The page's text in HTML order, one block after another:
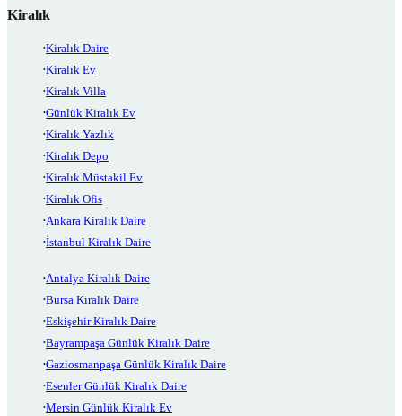
Kiralık
Kiralık Daire
Kiralık Ev
Kiralık Villa
Günlük Kiralık Ev
Kiralık Yazlık
Kiralık Depo
Kiralık Müstakil Ev
Kiralık Ofis
Ankara Kiralık Daire
İstanbul Kiralık Daire
Antalya Kiralık Daire
Bursa Kiralık Daire
Eskişehir Kiralık Daire
Bayrampaşa Günlük Kiralık Daire
Gaziosmanpaşa Günlük Kiralık Daire
Esenler Günlük Kiralık Daire
Mersin Günlük Kiralık Ev